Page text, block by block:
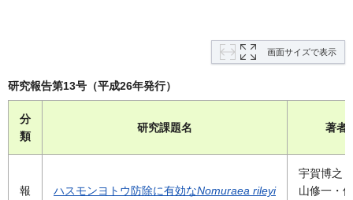
画面サイズで表示
研究報告第13号（平成26年発行）
分
類
研究課題名 著者
報
ハスモンヨトウ防除に有効なNomuraea rileyi
宇賀博之
山修一・